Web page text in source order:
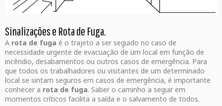
Sinalizações e Rota de Fuga.
A rota de fuga é o trajeto a ser seguido no caso de
necessidade urgente de evacuação de um local em função de
incêndio, desabamentos ou outros casos de emergência. Para
que todos os trabalhadores ou visitantes de um determinado
local se sintam seguros em casos de emergência, é importante
conhecer a rota de fuga. Saber o caminho a seguir em
momentos críticos facilita a saída e o salvamento de todos.